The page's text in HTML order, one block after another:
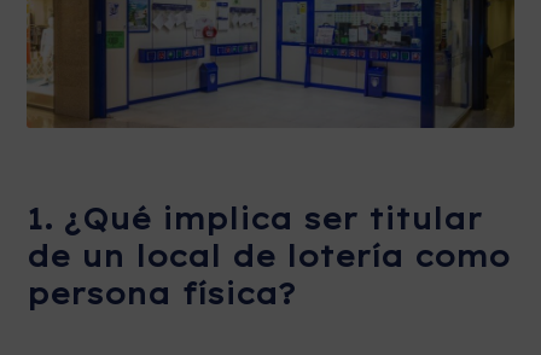
1. ¿Qué implica ser titular
de un local de lotería como
persona física?